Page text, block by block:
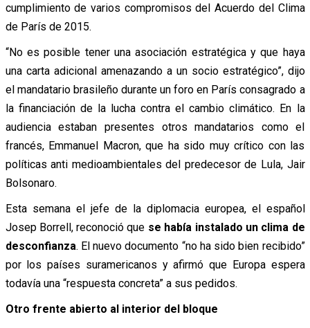
cumplimiento de varios compromisos del Acuerdo del Clima
de París de 2015.
“No es posible tener una asociación estratégica y que haya
una carta adicional amenazando a un socio estratégico”, dijo
el mandatario brasileño durante un foro en París consagrado a
la financiación de la lucha contra el cambio climático. En la
audiencia estaban presentes otros mandatarios como el
francés, Emmanuel Macron, que ha sido muy crítico con las
políticas anti medioambientales del predecesor de Lula, Jair
Bolsonaro.
Esta semana el jefe de la diplomacia europea, el español
Josep Borrell, reconoció que se había instalado un clima de
desconfianza. El nuevo documento “no ha sido bien recibido”
por los países suramericanos y afirmó que Europa espera
todavía una “respuesta concreta” a sus pedidos.
Otro frente abierto al interior del bloque